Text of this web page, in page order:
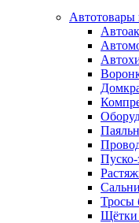
Автотовары
Пуско-
Тросы
Щётки